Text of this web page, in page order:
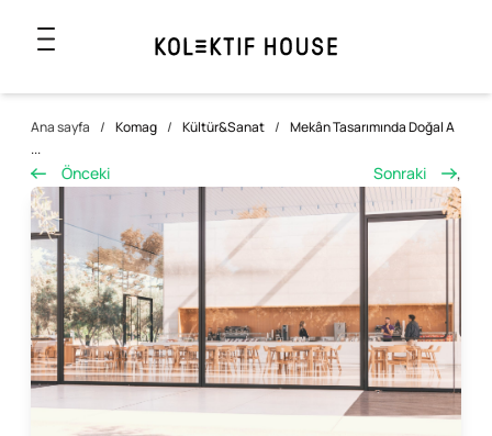
Ana sayfa / Komag / Kültür&Sanat / Mekân Tasarımında Doğal A
...
Önceki Sonraki ,